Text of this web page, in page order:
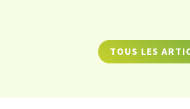
TOUS LES